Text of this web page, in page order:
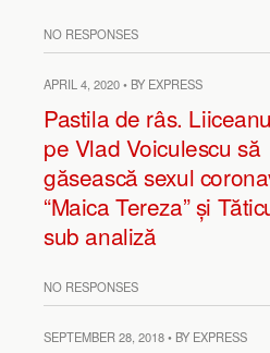
NO RESPONSES
APRIL 4, 2020 • BY EXPRESS
Pastila de râs.
pe Vlad Voiculescu să
găsească sexul
“Maica Tereza” și
sub analiză
NO RESPONSES
SEPTEMBER 28, 2018 • BY EXPRESS